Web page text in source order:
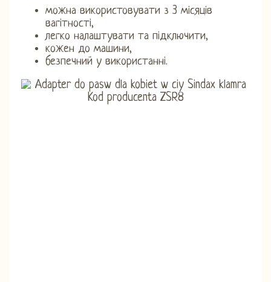
можна використовувати з 3 місяців
вагітності,
легко налаштувати та підключити,
кожен до машини,
безпечний у використанні.